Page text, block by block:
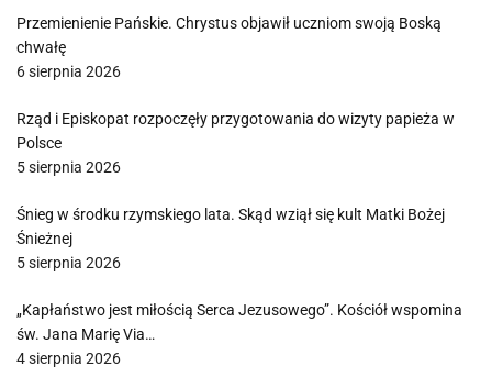
Przemienienie Pańskie. Chrystus objawił uczniom swoją Boską
chwałę
6 sierpnia 2026
Rząd i Episkopat rozpoczęły przygotowania do wizyty papieża w
Polsce
5 sierpnia 2026
Śnieg w środku rzymskiego lata. Skąd wziął się kult Matki Bożej
Śnieżnej
5 sierpnia 2026
„Kapłaństwo jest miłością Serca Jezusowego”. Kościół wspomina
św. Jana Marię Via…
4 sierpnia 2026